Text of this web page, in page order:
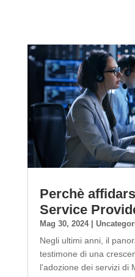
Perchè
Service
Mag 30, 2024|
Negli ultimi anni, il
testimone di una
l'adozione dei servizi di